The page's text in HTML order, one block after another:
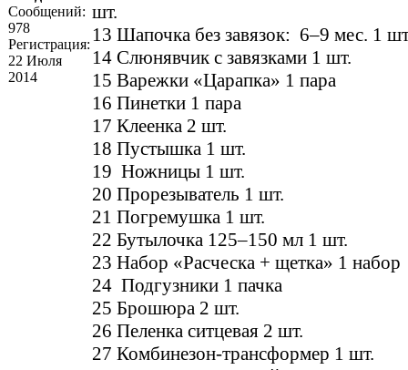
Сообщений:
978
Регистрация:
22 Июля
2014
шт.
13 Шапочка без завязок: 6–9 мес. 1
14 Слюнявчик с завязками 1 шт.
15 Варежки «Царапка» 1 пара
16 Пинетки 1 пара
17 Клеенка 2 шт.
18 Пустышка 1 шт.
19 Ножницы 1 шт.
20 Прорезыватель 1 шт.
21 Погремушка 1 шт.
22 Бутылочка 125–150 мл 1 шт.
23 Набор «Расческа + щетка» 1 набор
24 Подгузники 1 пачка
25 Брошюра 2 шт.
26 Пеленка ситцевая 2 шт.
27 Комбинезон-трансформер 1 шт.